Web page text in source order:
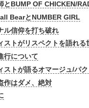
とBUMP OF CHICKEN/
BearとNUMBER GIRL
ル信仰を打ち破れ
ストがリスペクトを語れる
行について
ストが語るオマージュ/パ
作はダメ、絶対